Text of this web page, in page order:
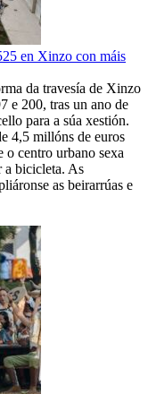
en Xinzo con máis
da travesía de Xinzo
e 200, tras un ano de
para a súa xestión.
4,5 millóns de euros
o centro urbano sexa
a bicicleta. As
as beirarrúas e